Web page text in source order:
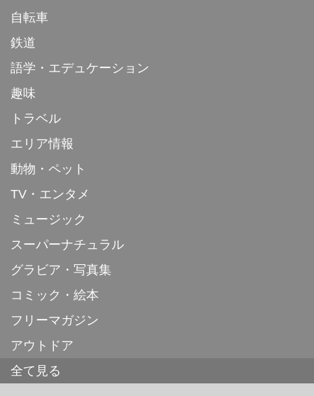
自転車
鉄道
語学・エデュケーション
趣味
トラベル
エリア情報
動物・ペット
TV・エンタメ
ミュージック
スーパーナチュラル
グラビア・写真集
コミック・絵本
フリーマガジン
アウトドア
全て見る